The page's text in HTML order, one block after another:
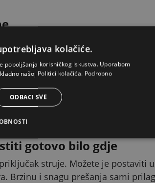
prešu možete odjednom staviti
i prešanja te osjetnu
površinu 45 x 35 cm kao i manja
u pripremljenu posudu, pa nema
dobijete maksimum.
gotovo bilo gdje
struje. Možete je postaviti
Brzinu i snagu prešanja sami
kolačiće.
poboljšanja korisničkog iskustva. Uporabom
našoj Politici kolačića. Podrobno
ODBACI SVE